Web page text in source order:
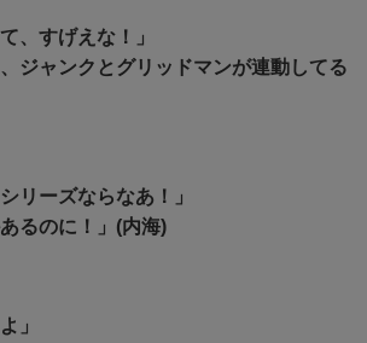
、すげえな！」
ジャンクとグリッドマンが連動してる
リーズならなあ！」
るのに！」(内海)
」